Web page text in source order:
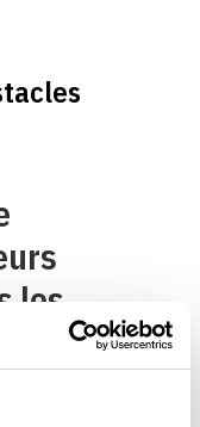
les
n’ont
le rôle